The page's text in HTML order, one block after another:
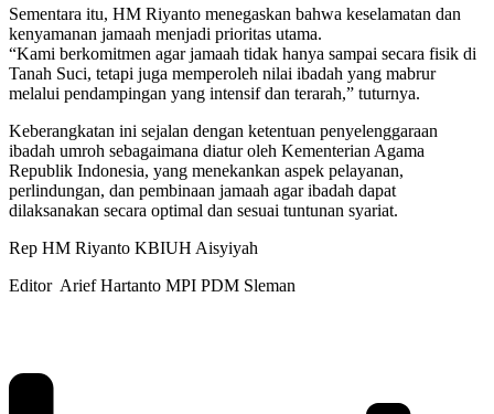
Sementara itu, HM Riyanto menegaskan bahwa keselamatan dan
kenyamanan jamaah menjadi prioritas utama.
“Kami berkomitmen agar jamaah tidak hanya sampai secara fisik di
Tanah Suci, tetapi juga memperoleh nilai ibadah yang mabrur
melalui pendampingan yang intensif dan terarah,” tuturnya.
Keberangkatan ini sejalan dengan ketentuan penyelenggaraan
ibadah umroh sebagaimana diatur oleh Kementerian Agama
Republik Indonesia, yang menekankan aspek pelayanan,
perlindungan, dan pembinaan jamaah agar ibadah dapat
dilaksanakan secara optimal dan sesuai tuntunan syariat.
Rep HM Riyanto KBIUH Aisyiyah
Editor Arief Hartanto MPI PDM Sleman